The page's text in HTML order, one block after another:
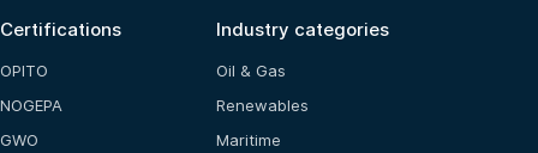
Certifications
OPITO
NOGEPA
GWO
Industry categories
Oil & Gas
Renewables
Maritime